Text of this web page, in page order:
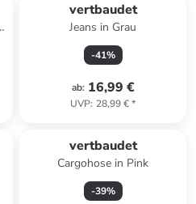
vertbaudet
Jeans in Grau
-41%
ab: 16,99 €
UVP: 28,99 €*
vertbaudet
Cargohose in Pink
-39%